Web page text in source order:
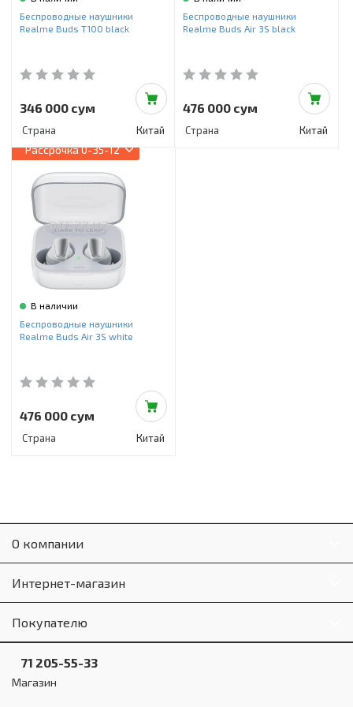
Инструменты и техника
Красота и здоровье
Пылесосы
Фильтры для воды
Беспроводные наушники
Realme Buds T100 black
346 000 сум
Страна Китай
Беспроводные наушники
Realme Buds Air 3S black
476 000 сум
Страна Китай
Рассрочка0-35-12
В наличии
Беспроводные наушники
Realme Buds Air 3S white
476 000 сум
Страна Китай
О компании
Интернет-магазин
Покупателю
71 205-55-33
Магазин